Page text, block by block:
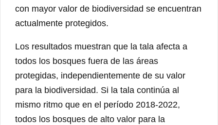
con mayor valor de biodiversidad se encuentran
actualmente protegidos.
Los resultados muestran que la tala afecta a
todos los bosques fuera de las áreas
protegidas, independientemente de su valor
para la biodiversidad. Si la tala continúa al
mismo ritmo que en el período 2018-2022,
todos los bosques de alto valor para la